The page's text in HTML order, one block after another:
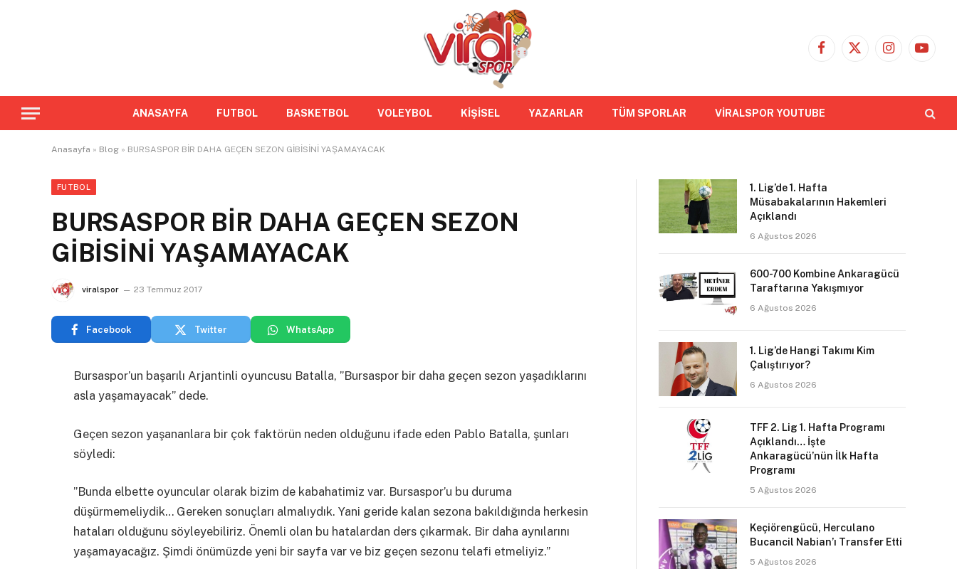
Facebook
X
Instagram
ANASAYFA FUTBOL BASKETBOL VOLEYBOL KİŞİSEL YAZARLAR TÜM SPORLAR VİRALSPOR YOUTUBE
Anasayfa » Blog » BURSASPOR BİR DAHA GEÇEN SEZON GİBİSİNİ YAŞAMAYACAK
FUTBOL
BURSASPOR BİR DAHA GEÇEN SEZON
GİBİSİNİ YAŞAMAYACAK
viralspor 23 Temmuz 2017
Facebook Twitter WhatsApp
Bursaspor’un başarılı Arjantinli oyuncusu Batalla, ”Bursaspor bir daha geçen sezon yaşadıklarını
asla yaşamayacak” dede.
Geçen sezon yaşananlara bir çok faktörün neden olduğunu ifade eden Pablo Batalla, şunları
söyledi:
”Bunda elbette oyuncular olarak bizim de kabahatimiz var. Bursaspor’u bu duruma
düşürmemeliydik… Gereken sonuçları almalıydık. Yani geride kalan sezona bakıldığında herkesin
hataları olduğunu söyleyebiliriz. Önemli olan bu hatalardan ders çıkarmak. Bir daha aynılarını
yaşamayacağız. Şimdi önümüzde yeni bir sayfa var ve biz geçen sezonu telafi etmeliyiz.”
1. Lig’de 1. Hafta
Müsabakalarının Hakemleri
Açıklandı
6 Ağustos 2026
600-700 Kombine Ankaragücü
Taraftarına Yakışmıyor
6 Ağustos 2026
1. Lig’de Hangi Takımı Kim
Çalıştırıyor?
6 Ağustos 2026
TFF 2. Lig 1. Hafta Programı
Açıklandı… İşte
Ankaragücü’nün İlk Hafta
Programı
5 Ağustos 2026
Keçiörengücü, Herculano
Bucancil Nabian’ı Transfer Etti
5 Ağustos 2026